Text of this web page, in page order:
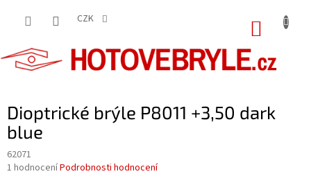
CZK
Dioptrické brýle P8011 +3,50 dark
blue
62071
Průměrné
1 hodnoceníPodrobnosti hodnocení